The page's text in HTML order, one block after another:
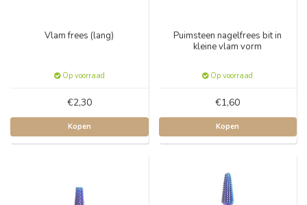
Vlam frees (lang)
Op voorraad
€2,30
Kopen
Puimsteen nagelfrees bit in
kleine vlam vorm
Op voorraad
€1,60
Kopen